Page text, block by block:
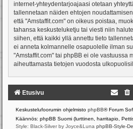
internet-yhteydentarjoajaasi otetaan
tallennetaan näiden ehtojen
että "Amstaffit.com" on oikeus poistaa,
tahansa keskusteluketju tai viesti niin
siihen, että kaikki yllä annettu tieto
ei anneta kolmannelle osapuolelle ilman
"Amstaffit.com" tai phpBB ei ole vastuussa
aiheuttamasta tietojen vuodosta
Etusivu
Keskustelufoorumin ohjelmisto phpBB® Forum
Käännös: phpBB Suomi (lurttinen, harritapio,
Style: Black-Silver by Joyce&Luna phpBB-Style-